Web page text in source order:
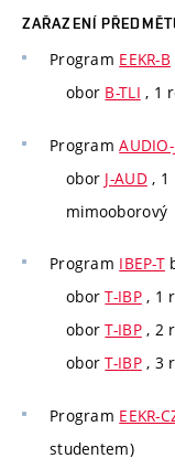
ZAŘAZENÍ
Program EEKR-B
obor B-TLI , 1
ProgramAUDIO-
obor J-AUD, 1
mimooborový
Program IBEP-T
oborT-IBP, 1
oborT-IBP, 2
oborT-IBP, 3
Program EEKR-
studentem)